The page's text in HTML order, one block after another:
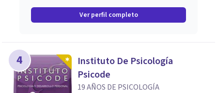
Ver perfil completo
4
Instituto De Psicología
Psicode
19 AÑOS DE PSICOLOGÍA